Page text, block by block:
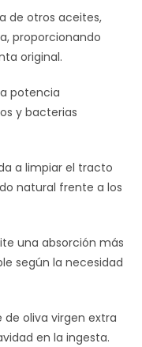
de otros aceites,
proporcionando
original.
potencia
y bacterias
a limpiar el tracto
natural frente a los
una absorción más
según la necesidad
de oliva virgen extra
en la ingesta.